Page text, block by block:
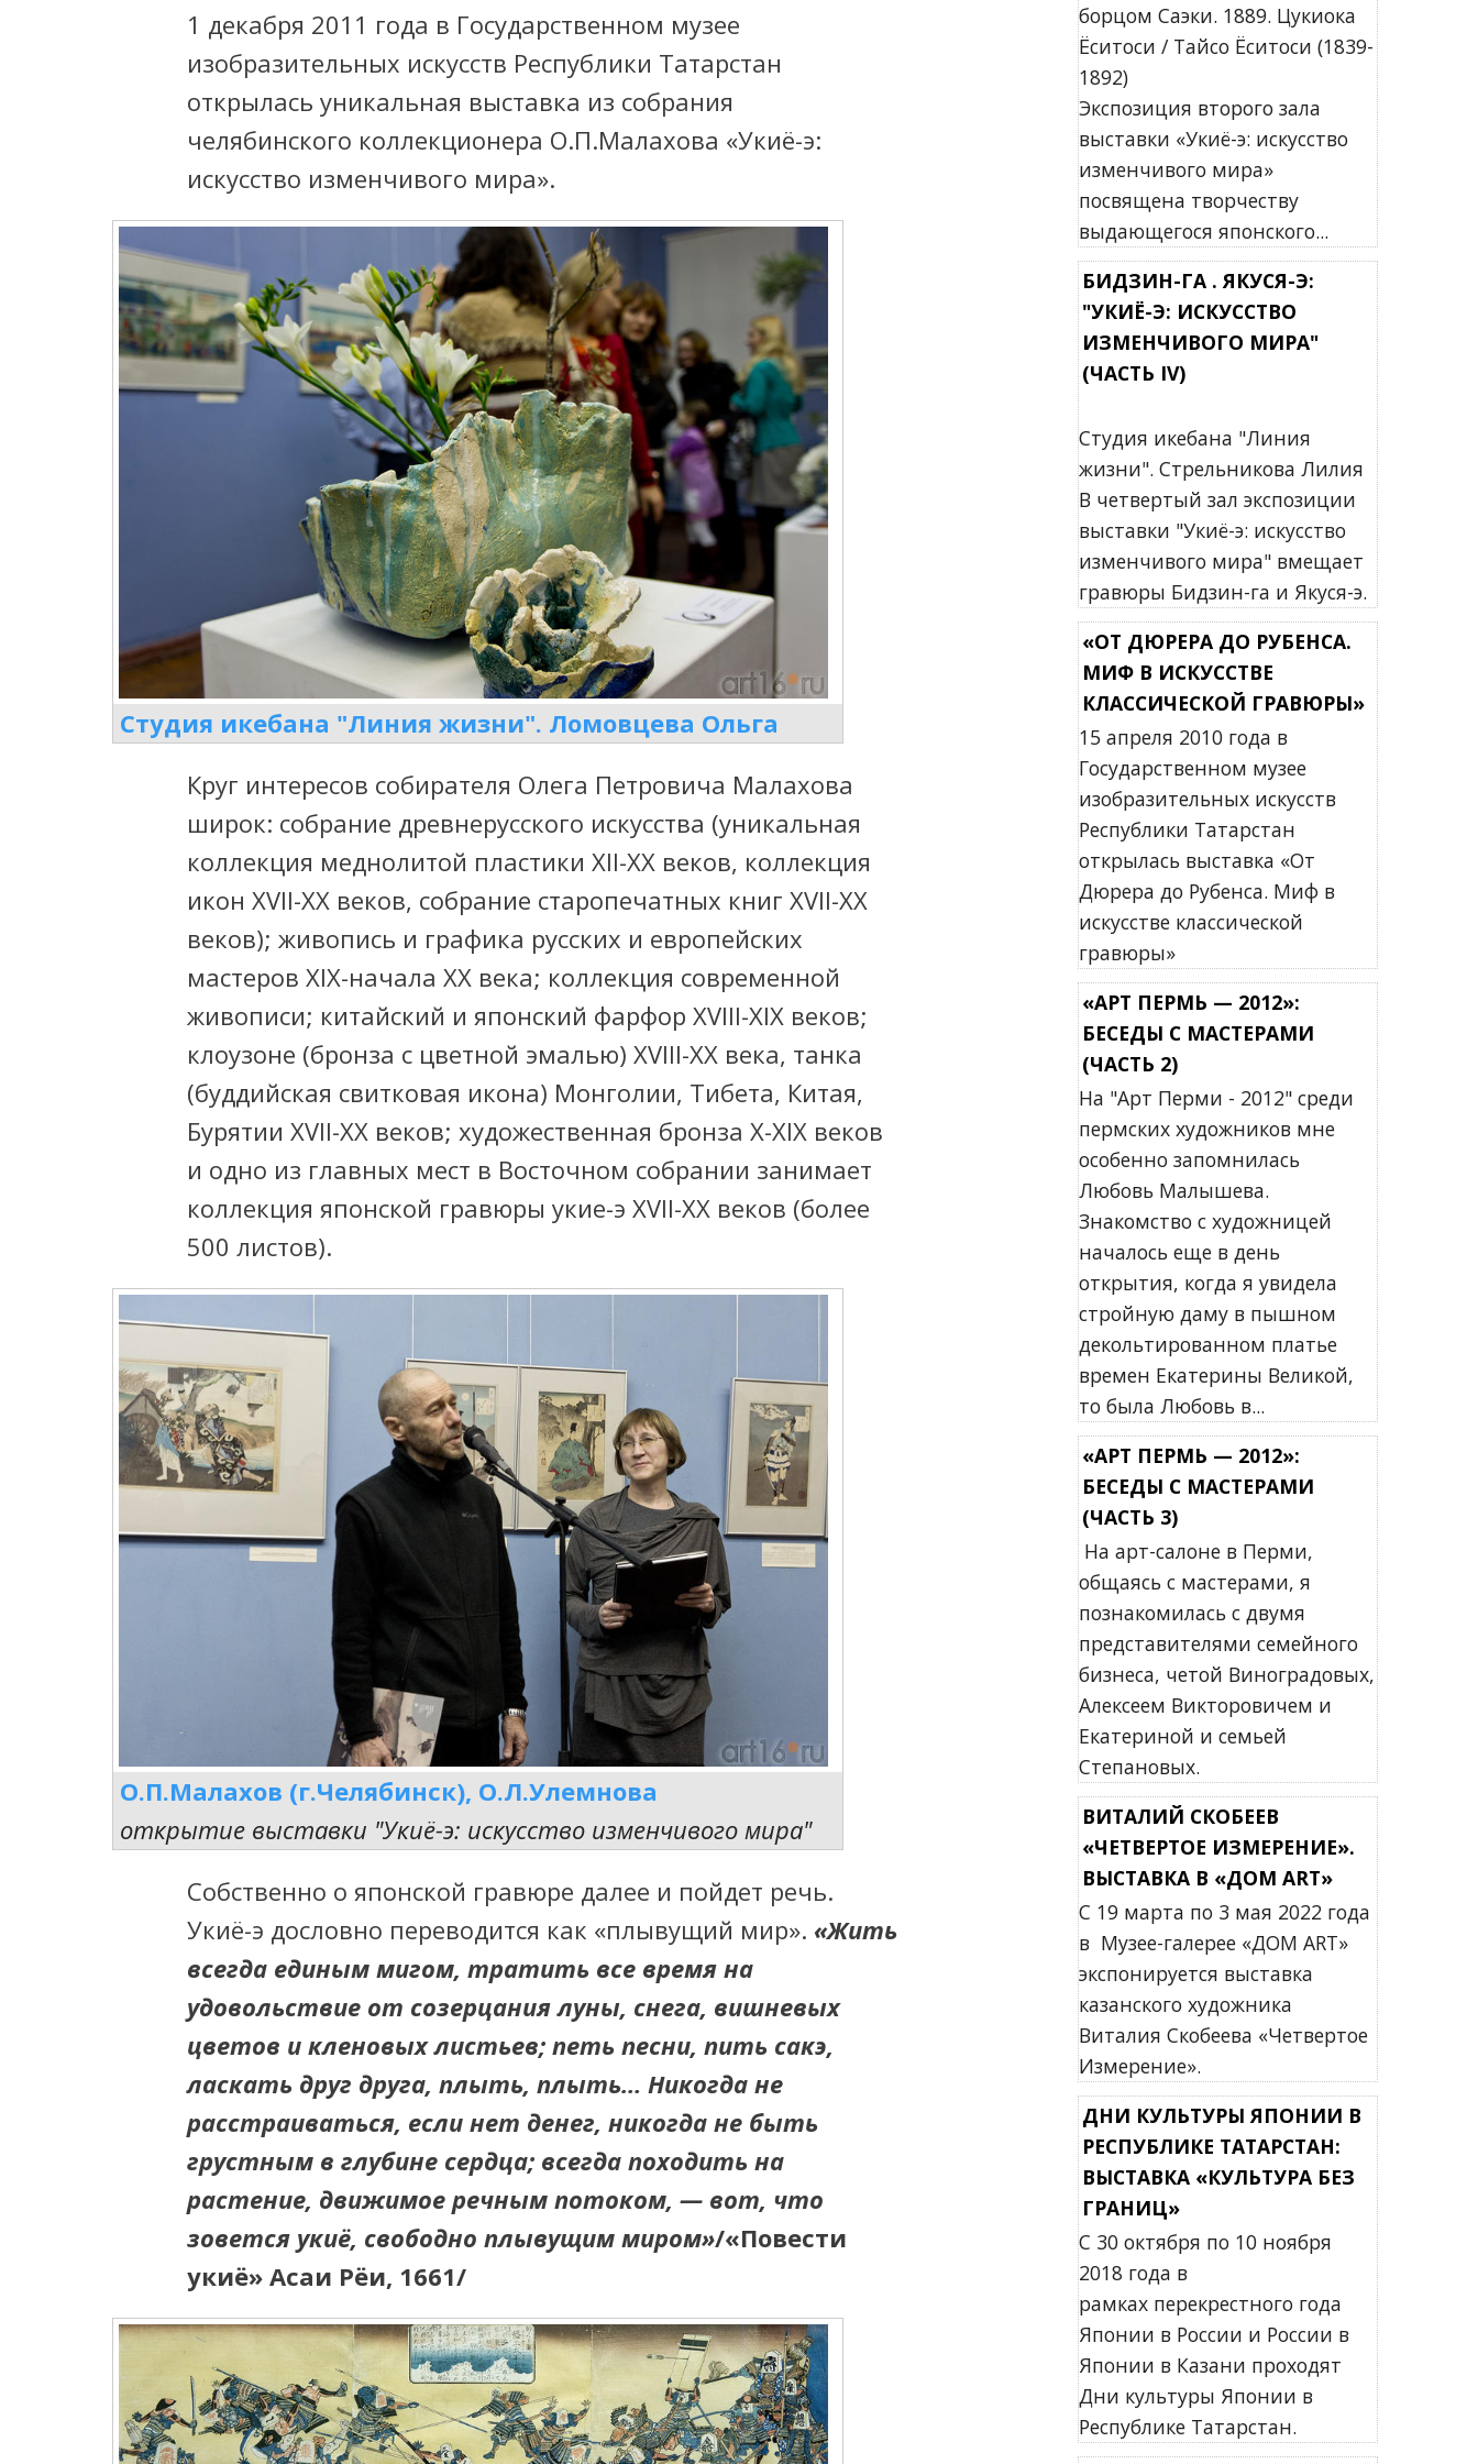
1 декабря 2011 года в Государственном музее
изобразительных искусств Республики Татарстан
открылась уникальная выставка из собрания
челябинского коллекционера О.П.Малахова «Укиё-э:
искусство изменчивого мира».
Студия икебана "Линия жизни". Ломовцева Ольга
Круг интересов собирателя Олега Петровича Малахова
широк: собрание древнерусского искусства (уникальная
коллекция меднолитой пластики XII-XX веков, коллекция
икон XVII-XX веков, собрание старопечатных книг XVII-XX
веков); живопись и графика русских и европейских
мастеров XlX-начала XX века; коллекция современной
живописи; китайский и японский фарфор XVIII-XIX веков;
клоузоне (бронза с цветной эмалью) XVIII-ХХ века, танка
(буддийская свитковая икона) Монголии, Тибета, Китая,
Бурятии XVII-XX веков; художественная бронза X-XIX веков
и одно из главных мест в Восточном собрании занимает
коллекция японской гравюры укие-э XVII-XX веков (более
500 листов).
О.П.Малахов (г.Челябинск), О.Л.Улемнова
открытие выставки "Укиё-э: искусство изменчивого мира"
Собственно о японской гравюре далее и пойдет речь.
Укиё-э дословно переводится как «плывущий мир». «Жить
всегда единым мигом, тратить все время на
удовольствие от созерцания луны, снега, вишневых
цветов и кленовых листьев; петь песни, пить сакэ,
ласкать друг друга, плыть, плыть… Никогда не
расстраиваться, если нет денег, никогда не быть
грустным в глубине сердца; всегда походить на
растение, движимое речным потоком, — вот, что
зовется укиё, свободно плывущим миром»/«Повести
укиё» Асаи Рёи, 1661/
борцом Саэки. 1889. Цукиока
Ёситоси / Тайсо Ёситоси (1839-
1892)
Экспозиция второго зала
выставки «Укиё-э: искусство
изменчивого мира»
посвящена творчеству
выдающегося японского...
БИДЗИН-ГА . ЯКУСЯ-Э:
"УКИЁ-Э: ИСКУССТВО
ИЗМЕНЧИВОГО МИРА"
(ЧАСТЬ IV)
Студия икебана "Линия
жизни". Стрельникова Лилия
В четвертый зал экспозиции
выставки "Укиё-э: искусство
изменчивого мира" вмещает
гравюры Бидзин-га и Якуся-э.
«ОТ ДЮРЕРА ДО РУБЕНСА.
МИФ В ИСКУССТВЕ
КЛАССИЧЕСКОЙ ГРАВЮРЫ»
15 апреля 2010 года в
Государственном музее
изобразительных искусств
Республики Татарстан
открылась выставка «От
Дюрера до Рубенса. Миф в
искусстве классической
гравюры»
«АРТ ПЕРМЬ — 2012»:
БЕСЕДЫ С МАСТЕРАМИ
(ЧАСТЬ 2)
На "Арт Перми - 2012" среди
пермских художников мне
особенно запомнилась
Любовь Малышева.
Знакомство с художницей
началось еще в день
открытия, когда я увидела
стройную даму в пышном
декольтированном платье
времен Екатерины Великой,
то была Любовь в...
«АРТ ПЕРМЬ — 2012»:
БЕСЕДЫ С МАСТЕРАМИ
(ЧАСТЬ 3)
На арт-салоне в Перми,
общаясь с мастерами, я
познакомилась с двумя
представителями семейного
бизнеса, четой Виноградовых,
Алексеем Викторовичем и
Екатериной и семьей
Степановых.
ВИТАЛИЙ СКОБЕЕВ
«ЧЕТВЕРТОЕ ИЗМЕРЕНИЕ».
ВЫСТАВКА В «ДОМ ART»
С 19 марта по 3 мая 2022 года
в Музее-галерее «ДОМ ART»
экспонируется выставка
казанского художника
Виталия Скобеева «Четвертое
Измерение».
ДНИ КУЛЬТУРЫ ЯПОНИИ В
РЕСПУБЛИКЕ ТАТАРСТАН:
ВЫСТАВКА «КУЛЬТУРА БЕЗ
ГРАНИЦ»
С 30 октября по 10 ноября
2018 года в
рамках перекрестного года
Японии в России и России в
Японии в Казани проходят
Дни культуры Японии в
Республике Татарстан.